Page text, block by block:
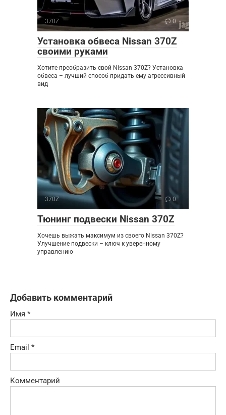
370Z 0
Установка обвеса Nissan 370Z
своими руками
Хотите преобразить свой Nissan 370Z? Установка
обвеса – лучший способ придать ему агрессивный
вид
370Z 0
Тюнинг подвески Nissan 370Z
Хочешь выжать максимум из своего Nissan 370Z?
Улучшение подвески – ключ к уверенному
управлению
Добавить комментарий
Имя *
Email *
Комментарий